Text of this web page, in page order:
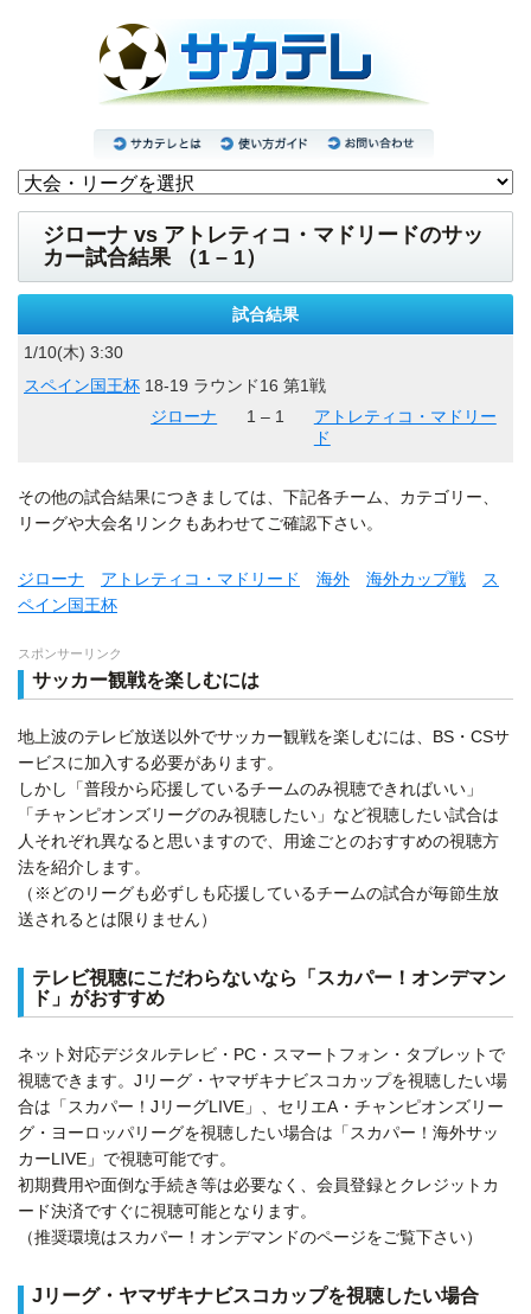
ジローナ vs アトレティコ・マドリードのサッ
カー試合結果 （1 – 1）
試合結果
1/10(木) 3:30
スペイン国王杯 18-19 ラウンド16 第1戦
ジローナ
1 – 1
アトレティコ・マドリー
ド
その他の試合結果につきましては、下記各チーム、カテゴリー、
リーグや大会名リンクもあわせてご確認下さい。
ジローナ アトレティコ・マドリード 海外 海外カップ戦
ス
ペイン国王杯
スポンサーリンク
サッカー観戦を楽しむには
地上波のテレビ放送以外でサッカー観戦を楽しむには、BS・CSサ
ービスに加入する必要があります。
しかし「普段から応援しているチームのみ視聴できればいい」
「チャンピオンズリーグのみ視聴したい」など視聴したい試合は
人それぞれ異なると思いますので、用途ごとのおすすめの視聴方
法を紹介します。
（※どのリーグも必ずしも応援しているチームの試合が毎節生放
送されるとは限りません）
テレビ視聴にこだわらないなら「スカパー！オンデマン
ド」がおすすめ
ネット対応デジタルテレビ・PC・スマートフォン・タブレットで
視聴できます。Jリーグ・ヤマザキナビスコカップを視聴したい場
合は「スカパー！JリーグLIVE」、セリエA・チャンピオンズリー
グ・ヨーロッパリーグを視聴したい場合は「スカパー！海外サッ
カーLIVE」で視聴可能です。
初期費用や面倒な手続き等は必要なく、会員登録とクレジットカ
ード決済ですぐに視聴可能となります。
（推奨環境はスカパー！オンデマンドのページをご覧下さい）
Jリーグ・ヤマザキナビスコカップを視聴したい場合